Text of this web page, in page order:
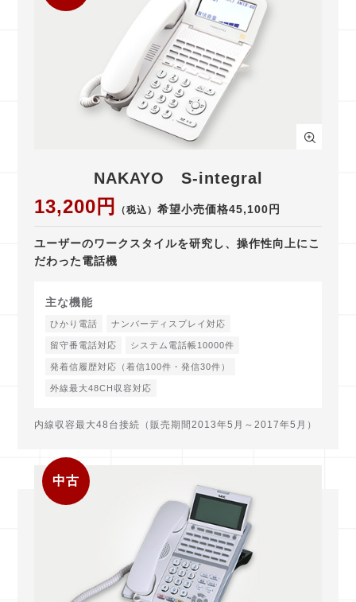
NAKAYO S-integral
13,200円 （税込） 希望小売価格45,100円
ユーザーのワークスタイルを研究し、操作性向上にこ
だわった電話機
主な機能
ひかり電話 ナンバーディスプレイ対応
留守番電話対応 システム電話帳10000件
発着信履歴対応（着信100件・発信30件）
外線最大48CH収容対応
内線収容最大48台接続（販売期間2013年5月～2017年5月）
中古